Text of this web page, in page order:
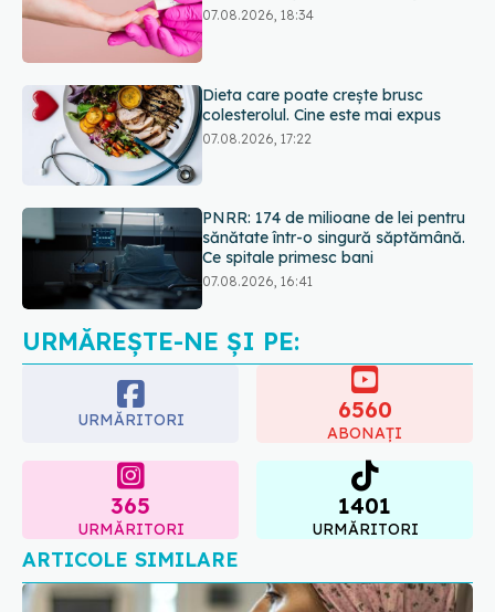
colesterolul. Cine este mai expus
PNRR: 174 de milioane de lei pentru
sănătate într-o singură săptămână.
Ce spune culoarea ta preferată
despre vârsta pe care o ai. Care
este "codul cromatic" al generațiilor
URMĂREȘTE-NE ȘI PE:
URMĂRITORI 6560
ABONAȚI
365
URMĂRITORI
1401
URMĂRITORI
ARTICOLE SIMILARE